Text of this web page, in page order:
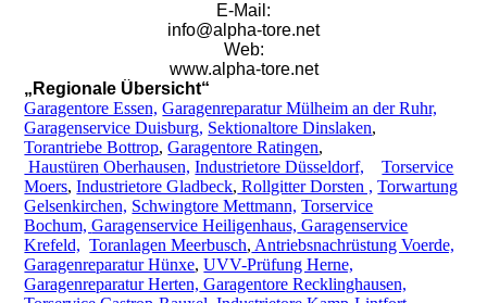
E-Mail:
info@alpha-tore.net
Web:
www.alpha-tore.net
„Regionale Übersicht“
Garagentore Essen, Garagenreparatur Mülheim an der Ruhr,
Garagenservice Duisburg, Sektionaltore Dinslaken,
Torantriebe Bottrop,Garagentore Ratingen,
Haustüren Oberhausen, Industrietore Düsseldorf,
Torservice
Moers,Industrietore Gladbeck, Rollgitter Dorsten , Torwartung
Gelsenkirchen, Schwingtore Mettmann, Torservice
Bochum,Garagenservice Heiligenhaus, Garagenservice
Krefeld, Toranlagen Meerbusch, Antriebsnachrüstung Voerde,
Garagenreparatur Hünxe,UVV-Prüfung Herne,
Garagenreparatur Herten, Garagentore Recklinghausen,